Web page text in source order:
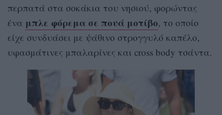
περπατά στα σοκάκια του νησιού, φορώντας
ένα μπλε φόρεμα σε πουά μοτίβο, το οποίο
είχε συνδυάσει με ψάθινο στρογγυλό καπέλο,
υφασμάτινες μπαλαρίνες και cross body τσάντα.